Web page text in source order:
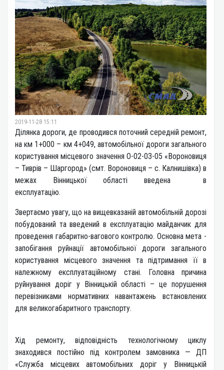
2019-11-28 15:11
Ділянка дороги, де проводився поточний середній ремонт,
на км 1+000 – км 4+049, автомобільної дороги загального
користування місцевого значення О-02-03-05 «Вороновиця
– Тиврів – Шаргород» (смт. Вороновиця – с. Калнишівка) в
межах Вінницької області введена в
експлуатацію.
Звертаємо увагу, що на вищевказаній автомобільній дорозі
побудований та введений в експлуатацію майданчик для
проведення габаритно-вагового контролю. Основна мета -
запобігання руйнації автомобільної дороги загального
користування місцевого значення та підтримання її в
належному експлуатаційному стані. Головна причина
руйнування доріг у Вінницькій області – це порушення
перевізниками нормативних навантажень встановлених
для великогабаритного транспорту.
Хід ремонту, відповідність технологічному циклу
знаходився постійно під контролем замовника — ДП
«Служба місцевих автомобільних доріг у Вінницькій